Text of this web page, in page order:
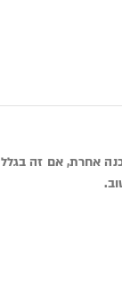
אחרת, אם זה בגלל